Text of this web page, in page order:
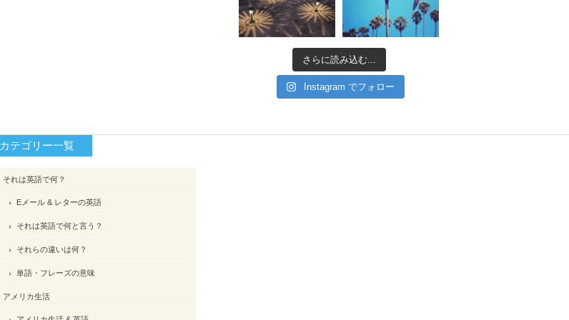
さらに読み込む...
Instagram でフォロー
カテゴリー一覧
それは英語で何？
Eメール & レターの英語
それは英語で何と言う？
それらの違いは何？
単語・フレーズの意味
アメリカ生活